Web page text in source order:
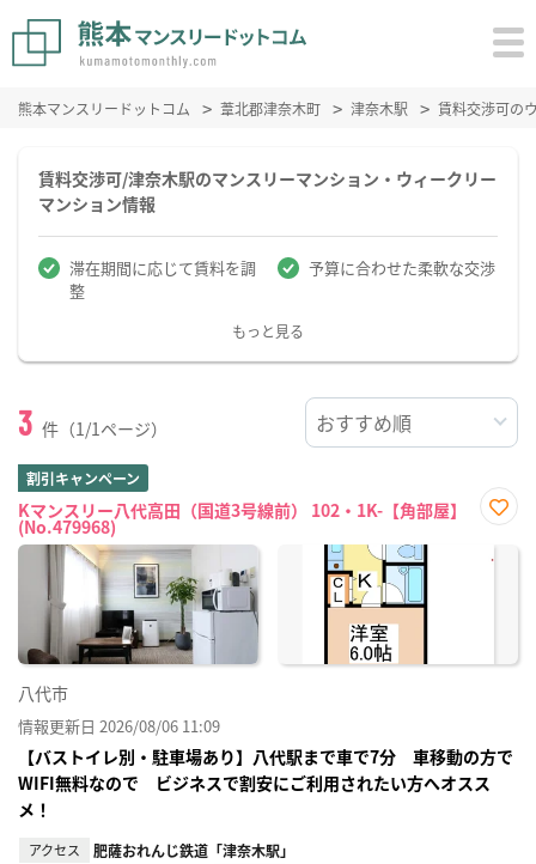
熊本マンスリードットコム 葦北郡津奈木町 津奈木駅 賃料交渉可の
賃料交渉可/津奈木駅のマンスリーマンション・ウィークリー
マンション情報
滞在期間に応じて賃料を調
整
予算に合わせた柔軟な交渉
もっと見る
3 件（1/1ページ）
割引キャンペーン
Kマンスリー八代高田（国道3号線前） 102・1K-【角部屋】
(No.479968)
に入
り登
八代市
情報更新日 2026/08/06 11:09
【バストイレ別・駐車場あり】八代駅まで車で7分 車移動の方で
WIFI無料なので ビジネスで割安にご利用されたい方へオスス
メ！
アクセス 肥薩おれんじ鉄道「津奈木駅」